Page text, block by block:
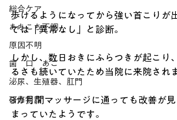
総合ケア
あちこち不調
原因不明
歯 口 あご
泌尿、生殖器、肛門
研修物語
歩けるようになってから強い首こりが
では「異常なし」と診断。
しかし、数日おきにふらつきが起こり
るさも続いていたため当院に来院され
3カ月間マッサージに通っても改善が
まっていたようです。